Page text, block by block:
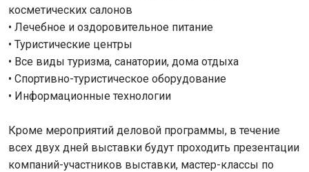
косметических салонов
• Лечебное и оздоровительное питание
• Туристические центры
• Все виды туризма, санатории, дома отдыха
• Спортивно-туристическое оборудование
• Информационные технологии
Кроме мероприятий деловой программы, в течение
всех двух дней выставки будут проходить презентации
компаний-участников выставки, мастер-классы по